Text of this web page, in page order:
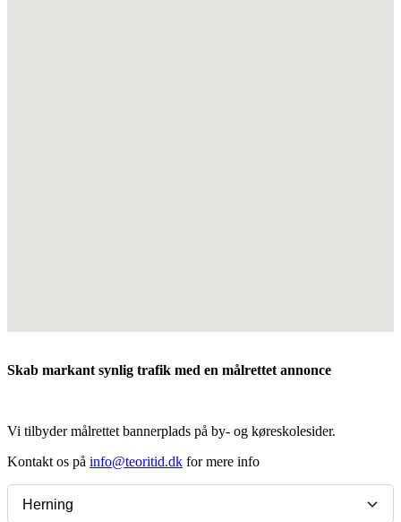
Skab markant synlig trafik med en målrettet annonce
Vi tilbyder målrettet bannerplads på by- og køreskolesider.
Kontakt os på info@teoritid.dk for mere info